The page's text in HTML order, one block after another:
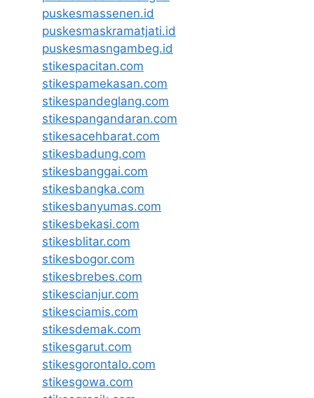
puskesmassenen.id
puskesmaskramatjati.id
puskesmasngambeg.id
stikespacitan.com
stikespamekasan.com
stikespandeglang.com
stikespangandaran.com
stikesacehbarat.com
stikesbadung.com
stikesbanggai.com
stikesbangka.com
stikesbanyumas.com
stikesbekasi.com
stikesblitar.com
stikesbogor.com
stikesbrebes.com
stikescianjur.com
stikesciamis.com
stikesdemak.com
stikesgarut.com
stikesgorontalo.com
stikesgowa.com